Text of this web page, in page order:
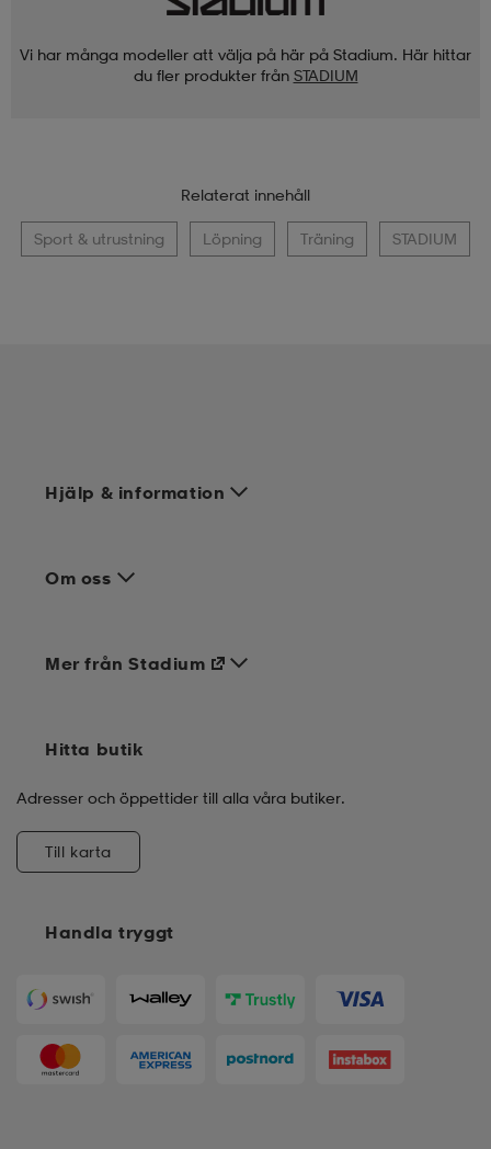
Vi har många modeller att välja på här på Stadium. Här hittar
du fler produkter från STADIUM
Relaterat innehåll
Sport & utrustning Löpning Träning STADIUM
Hjälp & information
Om oss
Handla tryggt
Mer från Stadium
Hitta butik
Adresser och öppettider till alla våra butiker.
Till karta